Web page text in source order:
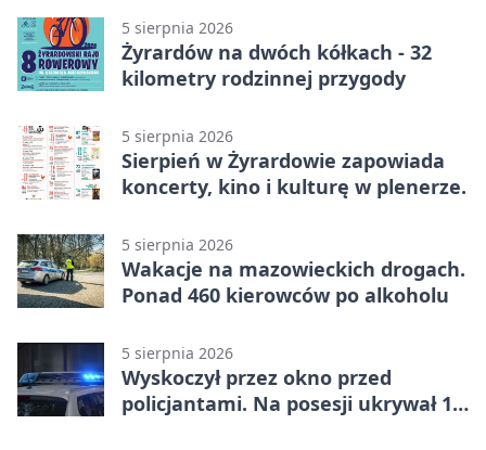
5 sierpnia 2026
Żyrardów na dwóch kółkach - 32
kilometry rodzinnej przygody
5 sierpnia 2026
Sierpień w Żyrardowie zapowiada
koncerty, kino i kulturę w plenerze.
5 sierpnia 2026
Wakacje na mazowieckich drogach.
Ponad 460 kierowców po alkoholu
5 sierpnia 2026
Wyskoczył przez okno przed
policjantami. Na posesji ukrywał 12